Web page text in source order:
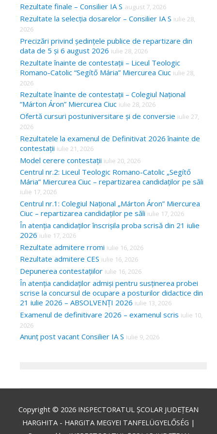
Rezultate finale – Consilier IA S august 7, 2026
Rezultate la selecția dosarelor – Consilier IA S iulie 28,
2026
Precizări privind ședințele publice de repartizare din
data de 5 și 6 august 2026 iulie 28, 2026
Rezultate înainte de contestații – Liceul Teologic
Romano-Catolic “Segítő Mária” Miercurea Ciuc iulie 28,
2026
Rezultate înainte de contestații – Colegiul Național
“Márton Áron” Miercurea Ciuc iulie 28, 2026
Ofertă cursuri postuniversitare și de conversie iulie 27,
2026
Rezultatele la examenul de Definitivat 2026 înainte de
contestații iulie 21, 2026
Model cerere contestații iulie 20, 2026
Centrul nr.2: Liceul Teologic Romano-Catolic „Segítő
Mária” Miercurea Ciuc – repartizarea candidaților pe săli
iulie 17, 2026
Centrul nr.1: Colegiul Național „Márton Áron” Miercurea
Ciuc – repartizarea candidaților pe săli iulie 17, 2026
În atenția candidaților înscrișila proba scrisă din 21 iulie
2026 iulie 17, 2026
Rezultate admitere rromi iulie 16, 2026
Rezultate admitere CES iulie 16, 2026
Depunerea contestațiilor iulie 16, 2026
În atenția candidaților admiși pentru susținerea probei
scrise la concursul de ocupare a posturilor didactice din
21 iulie 2026 – ABSOLVENȚI 2026 iulie 13, 2026
Examenul de definitivare 2026 – examenul scris iulie 10,
2026
Anunț post vacant Consilier IA S iulie 9, 2026
Copyright © 2026 INSPECTORATUL ȘCOLAR JUDEȚEAN
HARGHITA - HARGITA MEGYEI TANFELÜGYELŐSÉG |